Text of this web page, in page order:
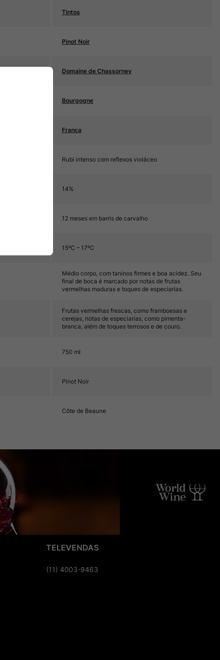
Tintos
Pinot Noir
Domaine de Chassorney
Bourgogne
França
Rubi intenso com reflexos violáceo
14%
12 meses em barris de carvalho
15ºC – 17ºC
Médio corpo, com taninos firmes e boa acidez. Seu
final de boca é marcado por notas de frutas
vermelhas maduras e toques de especiarias.
Frutas vermelhas frescas, como framboesas e
cerejas, notas de especiarias, como pimenta-
branca, além de toques terrosos e de couro.
750 ml
Pinot Noir
Côte de Beaune
TELEVENDAS
(11) 4003-9463